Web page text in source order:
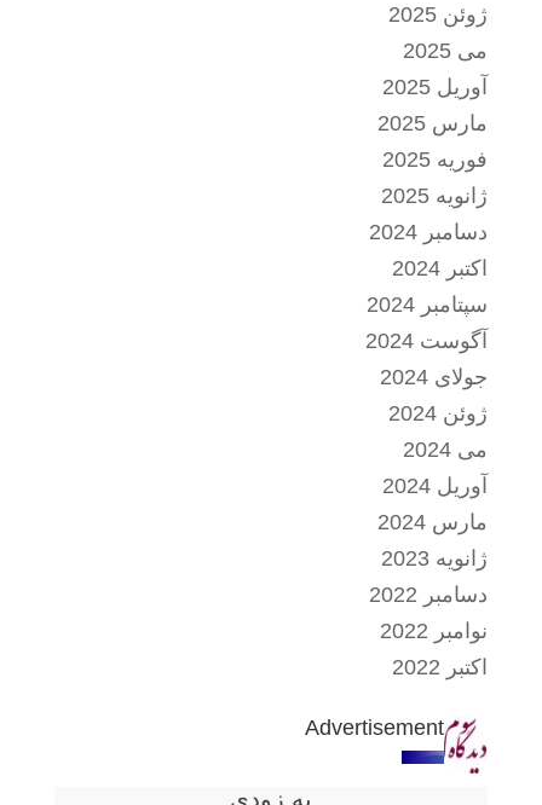
ژوئن 2025
می 2025
آوریل 2025
مارس 2025
فوریه 2025
ژانویه 2025
دسامبر 2024
اکتبر 2024
سپتامبر 2024
آگوست 2024
جولای 2024
ژوئن 2024
می 2024
آوریل 2024
مارس 2024
ژانویه 2023
دسامبر 2022
نوامبر 2022
اکتبر 2022
Advertisement
به زودی